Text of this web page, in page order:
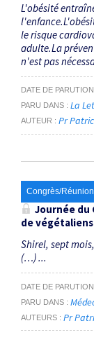
L'obésité
le risque
adulte.La
n'est pas
DATE DE PARUTION
PARU DANS La
AUTEUR Pr
Congrès/Réunion
Journée du
de
Shirel, sept
(…) ...
DATE DE PARUTION
PARU DANS
AUTEURS Pr